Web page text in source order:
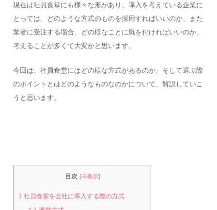
現在は社員食堂にも様々な形があり、導入を考えている企業に
とっては、どのような方式のものを採用すればいいのか、また
業者に受注する場合、どの様なことに気を付ければいいのか、
考えることが多くて大変かと思います。
今回は、社員食堂にはどの様な方式があるのか、そして選ぶ際
のポイントとはどのようなものなのかについて、解説していこ
うと思います。
目次 [非表示]
1 社員食堂を会社に導入する際の方式